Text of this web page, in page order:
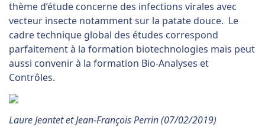
thème d’étude concerne des infections virales avec
vecteur insecte notamment sur la patate douce. Le
cadre technique global des études correspond
parfaitement à la formation biotechnologies mais peut
aussi convenir à la formation Bio-Analyses et
Contrôles.
Laure Jeantet et Jean-François Perrin (07/02/2019)